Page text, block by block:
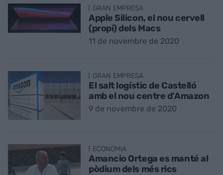
GRAN EMPRESA
Apple Silicon, el nou cervell
(propi) dels Macs
11 de novembre de 2020
GRAN EMPRESA
El salt logístic de Castelló
amb el nou centre d’Amazon
9 de novembre de 2020
ECONOMIA
Amancio Ortega es manté al
pòdium dels més rics